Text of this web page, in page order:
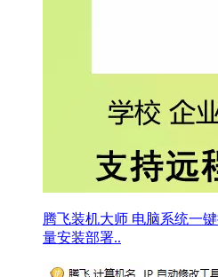
腾飞装机大师 电脑系统一
量安装部署..